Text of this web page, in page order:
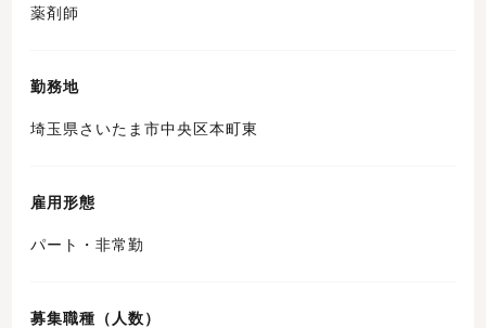
薬剤師
勤務地
埼玉県さいたま市中央区本町東
雇用形態
パート・非常勤
募集職種（人数）